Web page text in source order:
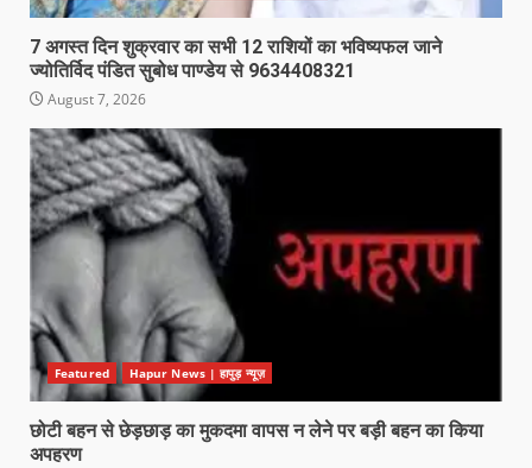
7 अगस्त दिन शुक्रवार का सभी 12 राशियों का भविष्यफल जाने
ज्योतिर्विद पंडित सुबोध पाण्डेय से 9634408321
August 7, 2026
Featured Hapur News | हापुड़ न्यूज़
छोटी बहन से छेड़छाड़ का मुकदमा वापस न लेने पर बड़ी बहन का किया
अपहरण